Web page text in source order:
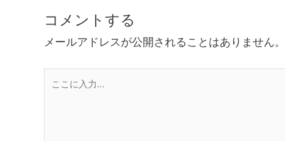
コメントする
メールアドレスが公開されることはありません。